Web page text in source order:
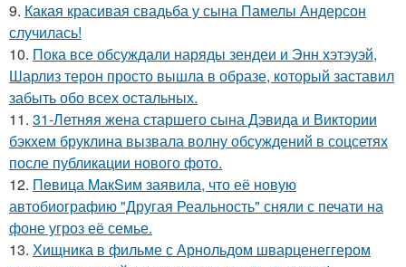
9. Какая красивая свадьба у сына Памелы Андерсон
случилась!
10. Пока все обсуждали наряды зендеи и Энн хэтэуэй,
Шарлиз терон просто вышла в образе, который заставил
забыть обо всех остальных.
11. 31-Летняя жена старшего сына Дэвида и Виктории
бэкхем бруклина вызвала волну обсуждений в соцсетях
после публикации нового фото.
12. Пeвица MакSим заявила, что её новую
автобиографию "Другая Реальность" сняли с печати на
фоне угроз её семье.
13. Хищника в фильме с Арнольдом шварценеггером